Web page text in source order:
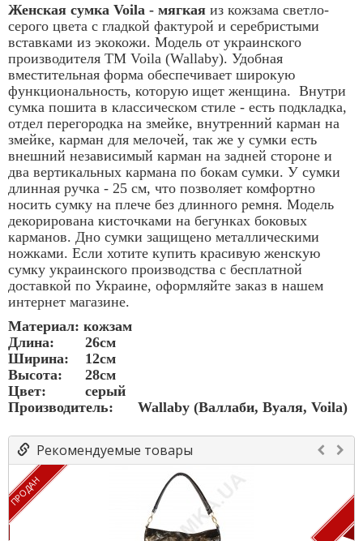
Женская сумка Voila - мягкая из кожзама светло-
серого цвета с гладкой фактурой и серебристыми
вставками из экокожи. Модель от украинского
производителя ТМ Voila (Wallaby). Удобная
вместительная форма обеспечивает широкую
функциональность, которую ищет женщина. Внутри
сумка пошита в классическом стиле - есть подкладка,
отдел перегородка на змейке, внутренний карман на
змейке, карман для мелочей, так же у сумки есть
внешний независимый карман на задней стороне и
два вертикальных кармана по бокам сумки. У сумки
длинная ручка - 25 см, что позволяет комфортно
носить сумку на плече без длинного ремня. Модель
декорирована кисточками на бегунках боковых
карманов. Дно сумки защищено металлическими
ножками. Если хотите купить красивую женскую
сумку украинского производства с бесплатной
доставкой по Украине, оформляйте заказ в нашем
интернет магазине.
Материал: кожзам
Длина:
26см
Ширина: 12см
Высота:
28см
Цвет:
серый
Производитель:
Wallaby (Валлаби, Вуаля, Voila)
Рекомендуемые товары
ПРОДАН